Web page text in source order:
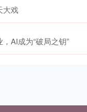
大戏
AI成为“破局之钥”